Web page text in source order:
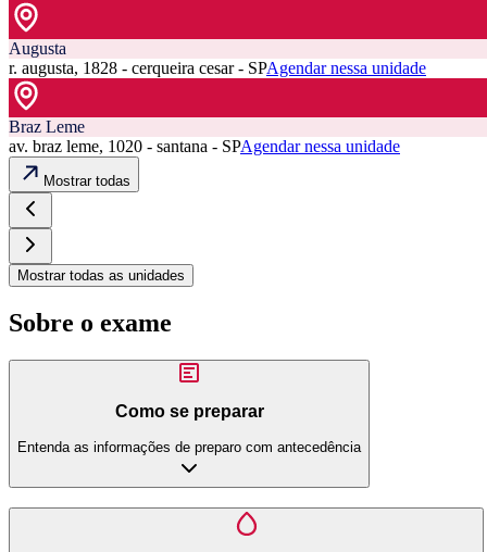
Augusta
r. augusta, 1828 - cerqueira cesar - SPAgendar nessa unidade
Braz Leme
av. braz leme, 1020 - santana - SPAgendar nessa unidade
Mostrar todas
Mostrar todas as unidades
Sobre o exame
Como se preparar
Entenda as informações de preparo com antecedência